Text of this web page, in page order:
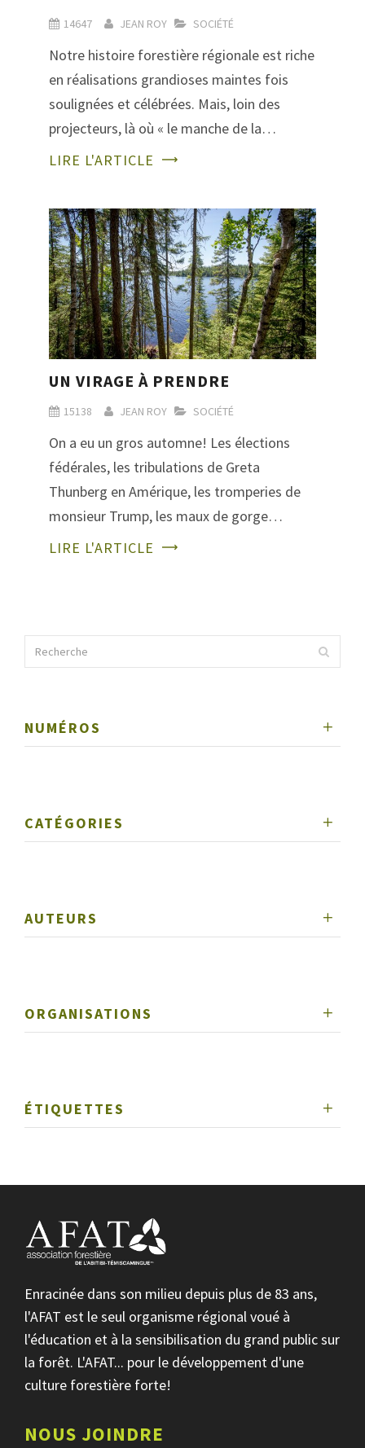
14647 JEAN ROY SOCIÉTÉ
Notre histoire forestière régionale est riche
en réalisations grandioses maintes fois
soulignées et célébrées. Mais, loin des
projecteurs, là où « le manche de la…
LIRE L'ARTICLE
UN VIRAGE À PRENDRE
15138 JEAN ROY SOCIÉTÉ
On a eu un gros automne! Les élections
fédérales, les tribulations de Greta
Thunberg en Amérique, les tromperies de
monsieur Trump, les maux de gorge…
LIRE L'ARTICLE
NUMÉROS
CATÉGORIES
AUTEURS
ORGANISATIONS
ÉTIQUETTES
Enracinée dans son milieu depuis plus de 83 ans,
l'AFAT est le seul organisme régional voué à
l'éducation et à la sensibilisation du grand public sur
la forêt. L'AFAT... pour le développement d'une
culture forestière forte!
NOUS JOINDRE